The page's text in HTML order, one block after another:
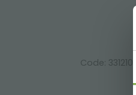
Code: 33121001